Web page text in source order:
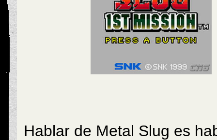
Hablar de Metal Slug es